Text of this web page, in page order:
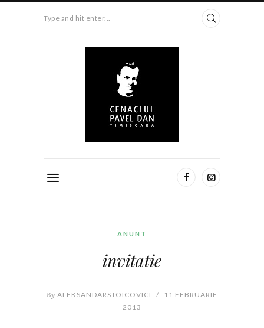
Type and hit enter...
ANUNT
invitatie
By ALEKSANDARSTOICOVICI /
11 FEBRUARIE
2013